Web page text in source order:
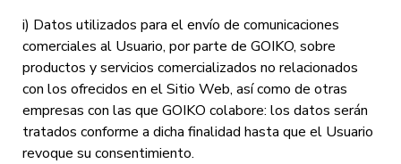
i) Datos utilizados para el envío de comunicaciones
comerciales al Usuario, por parte de GOIKO, sobre
productos y servicios comercializados no relacionados
con los ofrecidos en el Sitio Web, así como de otras
empresas con las que GOIKO colabore: los datos serán
tratados conforme a dicha finalidad hasta que el Usuario
revoque su consentimiento.